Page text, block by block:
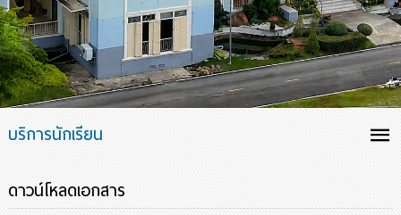
บริการนักเรียน
ดาวน์โหลดเอกสาร